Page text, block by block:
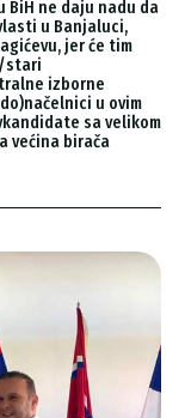
ne daju nadu da
u Banjaluci,
jer će tim
stari
u ovim
sa velikom